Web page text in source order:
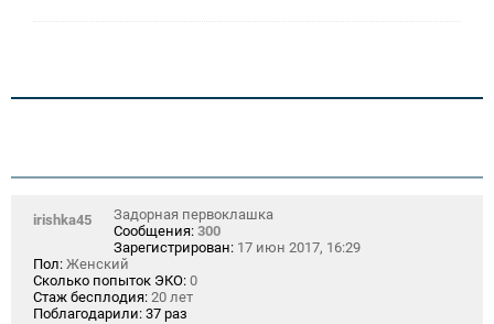
irishka45
Задорная первоклашка
Сообщения: 300
Зарегистрирован: 17 июн 2017, 16:29
Пол: Женский
Сколько попыток ЭКО: 0
Стаж бесплодия: 20 лет
Поблагодарили: 37 раз